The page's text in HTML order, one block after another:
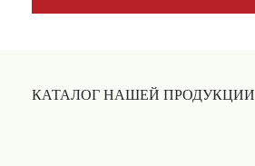
КАТАЛОГ НАШЕЙ ПРОДУКЦИИ